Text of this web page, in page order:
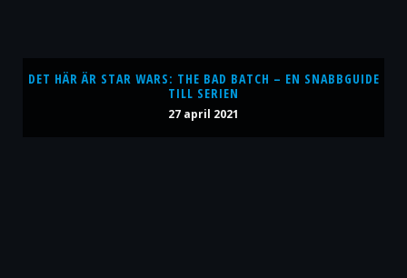
DET HÄR ÄR STAR WARS: THE BAD BATCH – EN SNABBGUIDE
TILL SERIEN
27 april 2021